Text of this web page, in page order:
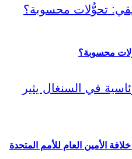
محسوبة؟
الأمين العام للأمم المتحدة